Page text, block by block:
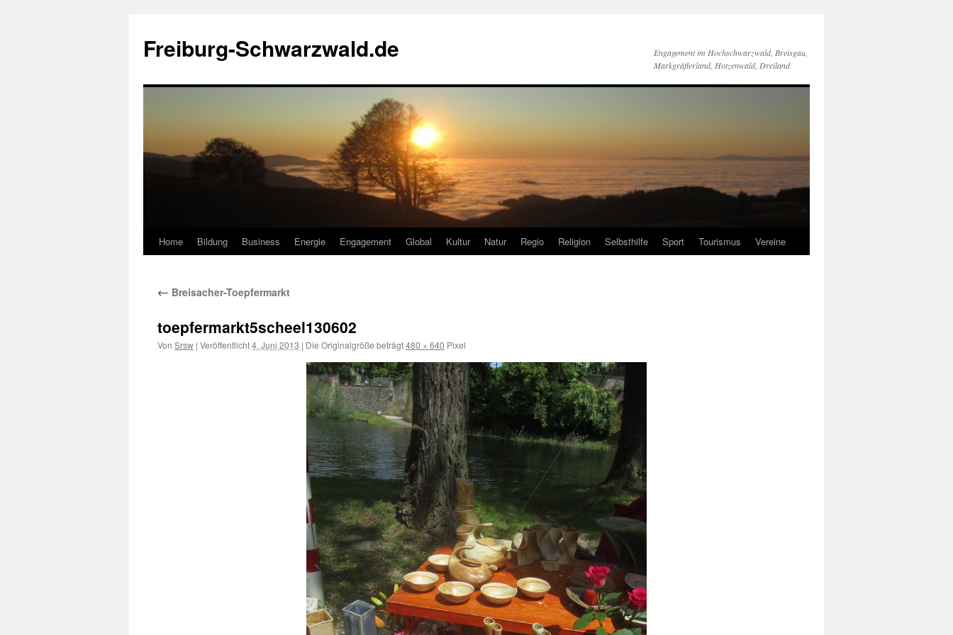
springen
Freiburg-Schwarzwald.de
Engagement im Hochschwarzwald, Breisgau,
Markgräflerland, Hotzenwald, Dreiland
Home Bildung Business Energie Engagement Global Kultur Natur Regio Religion Selbsthilfe Sport Tourismus Vereine
← Breisacher-Toepfermarkt
toepfermarkt5scheel130602
Von Srsw | Veröffentlicht4. Juni 2013 | Die Originalgröße beträgt480 × 640 Pixel